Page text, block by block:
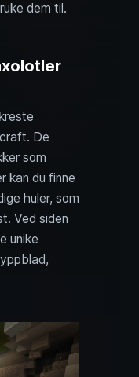
dem til.
De
som
kan du finne
huler, som
Ved siden
unike